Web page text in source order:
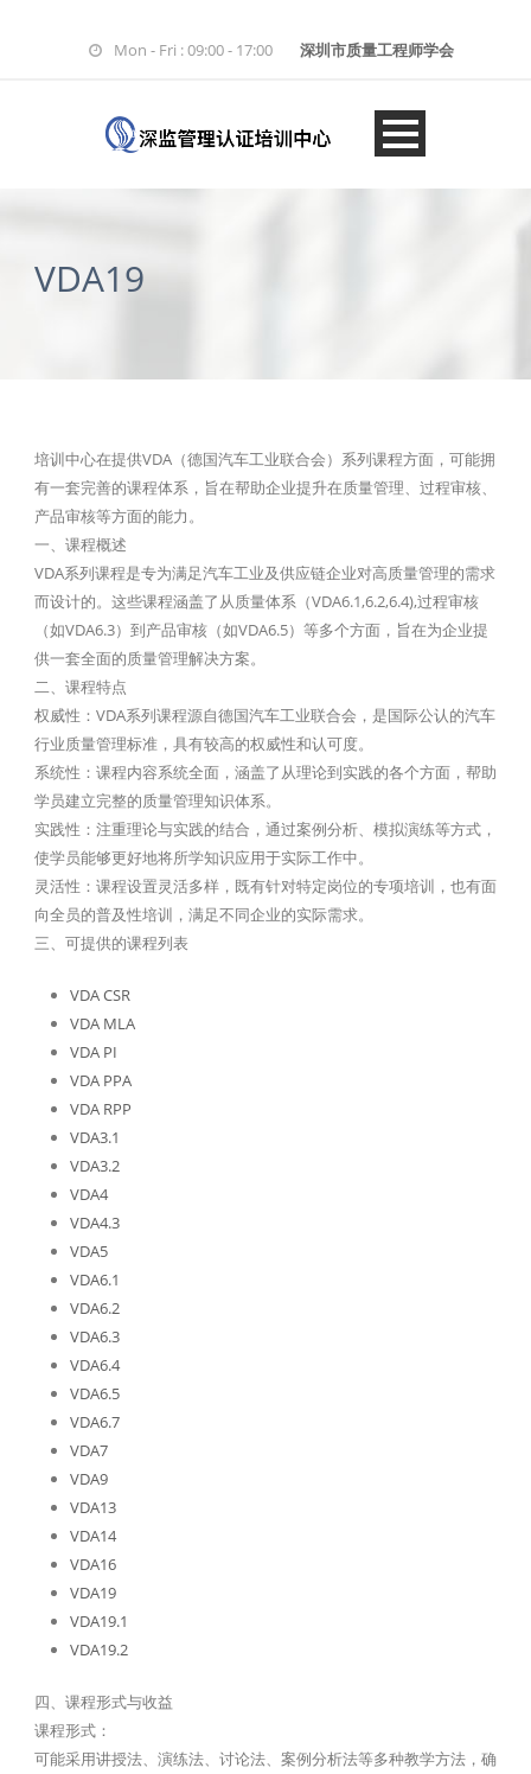
Mon - Fri : 09:00 - 17:00 深圳市质量工程师学会
VDA19
培训中心在提供VDA（德国汽车工业联合会）系列课程方面，可能拥
有一套完善的课程体系，旨在帮助企业提升在质量管理、过程审核、
产品审核等方面的能力。
一、课程概述
VDA系列课程是专为满足汽车工业及供应链企业对高质量管理的需求
而设计的。这些课程涵盖了从质量体系（VDA6.1,6.2,6.4),过程审核
（如VDA6.3）到产品审核（如VDA6.5）等多个方面，旨在为企业提
供一套全面的质量管理解决方案。
二、课程特点
权威性：VDA系列课程源自德国汽车工业联合会，是国际公认的汽车
行业质量管理标准，具有较高的权威性和认可度。
系统性：课程内容系统全面，涵盖了从理论到实践的各个方面，帮助
学员建立完整的质量管理知识体系。
实践性：注重理论与实践的结合，通过案例分析、模拟演练等方式，
使学员能够更好地将所学知识应用于实际工作中。
灵活性：课程设置灵活多样，既有针对特定岗位的专项培训，也有面
向全员的普及性培训，满足不同企业的实际需求。
三、可提供的课程列表
VDA CSR
VDA MLA
VDA PI
VDA PPA
VDA RPP
VDA3.1
VDA3.2
VDA4
VDA4.3
VDA5
VDA6.1
VDA6.2
VDA6.3
VDA6.4
VDA6.5
VDA6.7
VDA7
VDA9
VDA13
VDA14
VDA16
VDA19
VDA19.1
VDA19.2
四、课程形式与收益
课程形式：
可能采用讲授法、演练法、讨论法、案例分析法等多种教学方法，确